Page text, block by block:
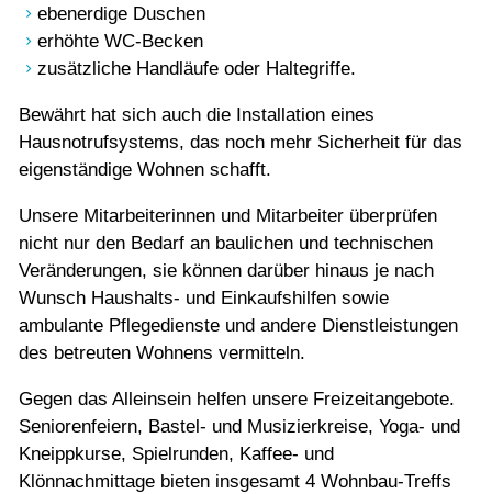
ebenerdige Duschen
erhöhte WC-Becken
zusätzliche Handläufe oder Haltegriffe.
Bewährt hat sich auch die Installation eines
Hausnotrufsystems, das noch mehr Sicherheit für das
eigenständige Wohnen schafft.
Unsere Mitarbeiterinnen und Mitarbeiter überprüfen
nicht nur den Bedarf an baulichen und technischen
Veränderungen, sie können darüber hinaus je nach
Wunsch Haushalts- und Einkaufshilfen sowie
ambulante Pflegedienste und andere Dienstleistungen
des betreuten Wohnens vermitteln.
Gegen das Alleinsein helfen unsere Freizeitangebote.
Seniorenfeiern, Bastel- und Musizierkreise, Yoga- und
Kneippkurse, Spielrunden, Kaffee- und
Klönnachmittage bieten insgesamt 4 Wohnbau-Treffs